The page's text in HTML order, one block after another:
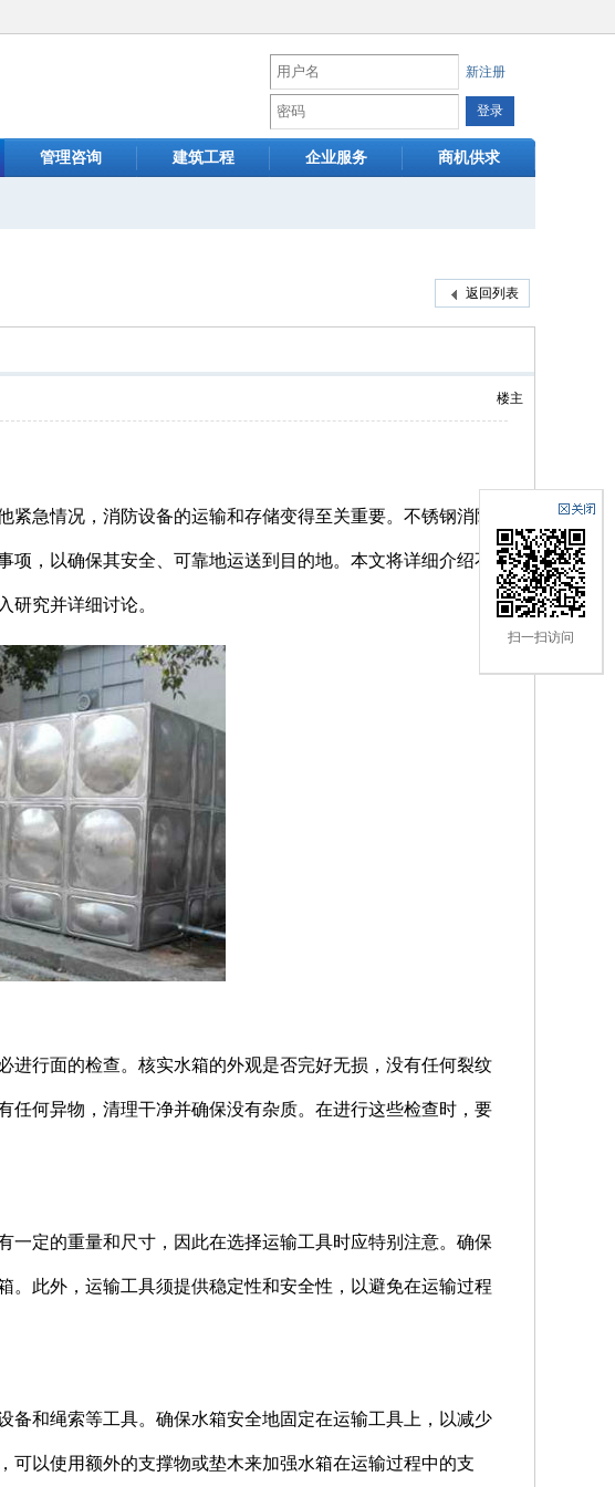
新注册
管理咨询 建筑工程 企业服务 商机供求
返回列表
楼主
急情况，消防设备的运输和存储变得至关重要。不锈钢消防
，以确保其安全、可靠地运送到目的地。本文将详细介绍不
研究并详细讨论。
行面的检查。核实水箱的外观是否完好无损，没有任何裂纹
何异物，清理干净并确保没有杂质。在进行这些检查时，要
定的重量和尺寸，因此在选择运输工具时应特别注意。确保
。此外，运输工具须提供稳定性和安全性，以避免在运输过程
备和绳索等工具。确保水箱安全地固定在运输工具上，以减少
以使用额外的支撑物或垫木来加强水箱在运输过程中的支
扫一扫访问